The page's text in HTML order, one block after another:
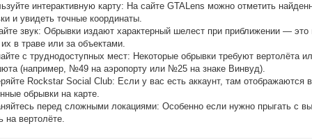
интерактивную карту: На сайте GTALens можно отметить
и увидеть точные координаты.
звук: Обрывки издают характерный шелест при приближении — это
в траве или за объектами.
с труднодоступных мест: Некоторые обрывки требуют вертолёта
(например, №49 на аэропорту или №25 на знаке Винвуд).
Rockstar Social Club: Если у вас есть аккаунт, там отображаются
обрывки на карте.
перед сложными локациями: Особенно если нужно прыгать с
на вертолёте.